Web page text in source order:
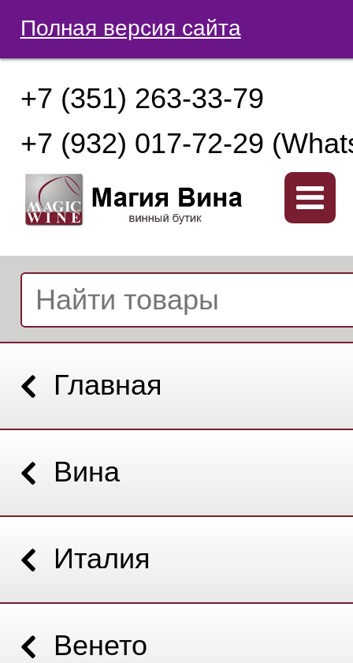
Полная версия сайта
+7 (351) 263-33-79
+7 (932) 017-72-29
Главная
Вина
Италия
Венето